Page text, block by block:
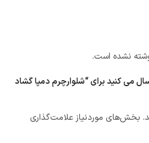
نشده است.
می کنید برای “شلوارچرم دمپا گشاد
بخش‌های موردنیاز علامت‌گذاری